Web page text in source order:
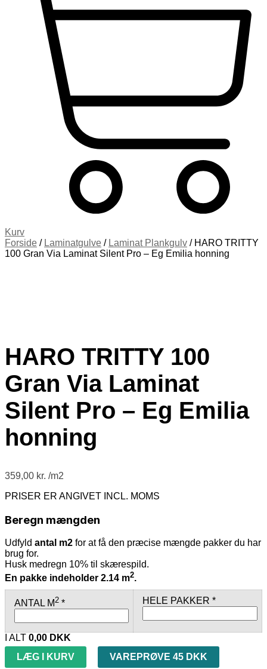
Kurv
Forside / Laminatgulve / Laminat Plankgulv / HARO TRITTY
100 Gran Via Laminat Silent Pro – Eg Emilia honning
HARO TRITTY 100
Gran Via Laminat
Silent Pro – Eg Emilia
honning
359,00 kr.
PRISER ER ANGIVET INCL. MOMS
Beregn mængden
Udfyld antal m2 for at få den præcise mængde pakker du har
brug for.
Husk medregn 10% til skærespild.
En pakke indeholder 2.14 m2.
ANTAL M 2 * HELE PAKKER *
I ALT 0,00 DKK
LÆG I KURV
VAREPRØVE 45 DKK